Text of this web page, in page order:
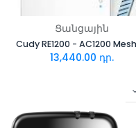
Ցանցային
13,440.00 դր.